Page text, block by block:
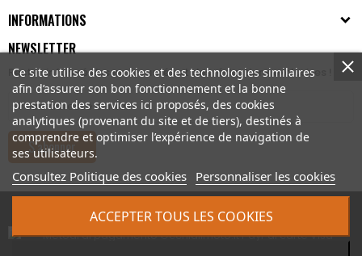
Ce site utilise des cookies et des technologies similaires
afin d’assurer son bon fonctionnement et la bonne
prestation des services ici proposés, des cookies
analytiques (provenant du site et de tiers), destinés à
comprendre et optimiser l’expérience de navigation de
ses utilisateurs.
Consultez Politique des cookies Personnaliser les cookies
ACCEPTER TOUS LES COOKIES
INFORMATIONS
NEWSLETTER
Restez informé des nouveautés et des réductions exclusives !
S’abonner
© 2026 - Bertoni iWear srl P.IVA: IT03591430123